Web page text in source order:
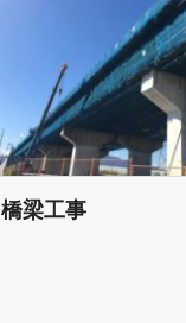
橋梁工事